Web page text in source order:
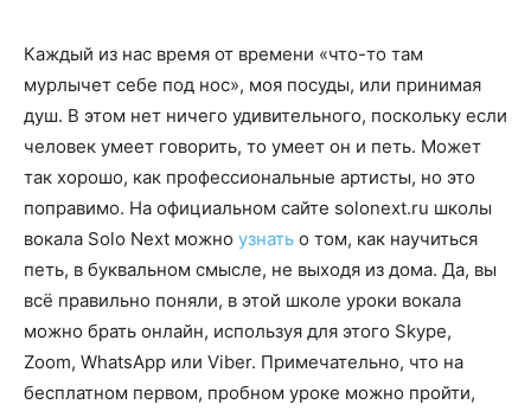
Каждый из нас время от времени «что-то там
мурлычет себе под нос», моя посуды, или принимая
душ. В этом нет ничего удивительного, поскольку если
человек умеет говорить, то умеет он и петь. Может
так хорошо, как профессиональные артисты, но это
поправимо. На официальном сайте solonext.ru школы
вокала Solo Next можно узнать о том, как научиться
петь, в буквальном смысле, не выходя из дома. Да, вы
всё правильно поняли, в этой школе уроки вокала
можно брать онлайн, используя для этого Skype,
Zoom, WhatsApp или Viber. Примечательно, что на
бесплатном первом, пробном уроке можно пройти,